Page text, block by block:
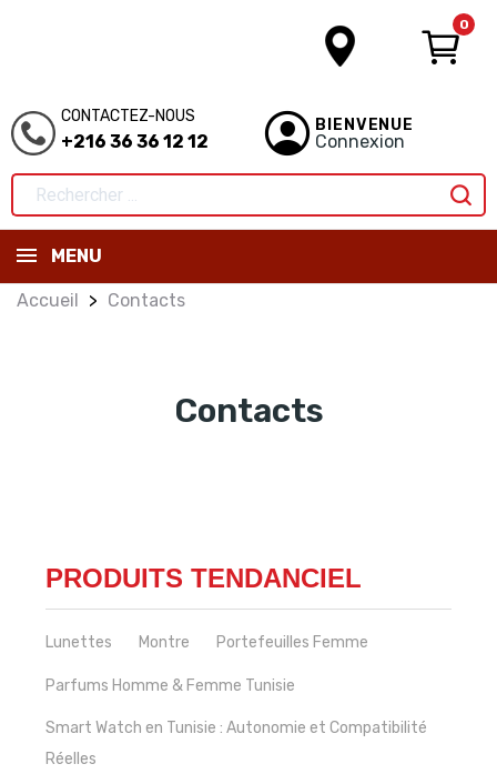
0
CONTACTEZ-NOUS
+216 36 36 12 12
BIENVENUE
Connexion
MENU
Accueil Contacts
Contacts
PRODUITS TENDANCIEL
Lunettes Montre Portefeuilles Femme
Parfums Homme & Femme Tunisie
Smart Watch en Tunisie : Autonomie et Compatibilité
Réelles